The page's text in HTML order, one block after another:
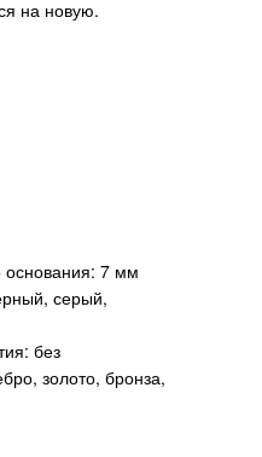
на новую.
основания: 7 мм
серый,
без
золото, бронза,